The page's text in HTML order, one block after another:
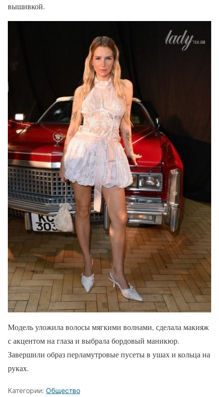
вышивкой.
Модель уложила волосы мягкими волнами, сделала макияж
с акцентом на глаза и выбрала бордовый маникюр.
Завершили образ перламутровые пусеты в ушах и кольца на
руках.
Категории: Общество